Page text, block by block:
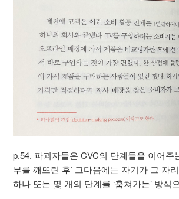
p.54. 파괴자들은 CVC의 단계들을 이어주
부를 깨뜨린 후’ 그다음에는 자기가 그 자
하나 또는 몇 개의 단계를 ‘훔쳐가는’ 방식